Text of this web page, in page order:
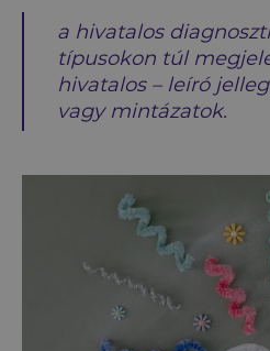
a hivatalos
típusokon túl
hivatalos – leíró
vagy mintázatok.